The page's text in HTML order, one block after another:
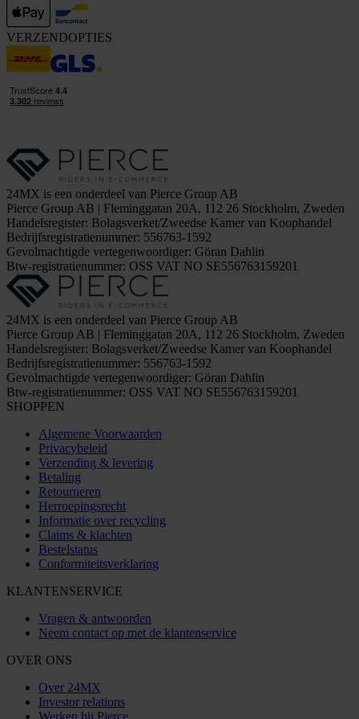
VERZENDOPTIES
24MX is een onderdeel van Pierce Group AB
Pierce Group AB | Fleminggatan 20A, 112 26 Stockholm, Zweden
Handelsregister: Bolagsverket/Zweedse Kamer van Koophandel
Bedrijfsregistratienummer: 556763-1592
Gevolmachtigde vertegenwoordiger: Göran Dahlin
Btw-registratienummer: OSS VAT NO SE556763159201
24MX is een onderdeel van Pierce Group AB
Pierce Group AB | Fleminggatan 20A, 112 26 Stockholm, Zweden
Handelsregister: Bolagsverket/Zweedse Kamer van Koophandel
Bedrijfsregistratienummer: 556763-1592
Gevolmachtigde vertegenwoordiger: Göran Dahlin
Btw-registratienummer: OSS VAT NO SE556763159201
SHOPPEN
Algemene Voorwaarden
Privacybeleid
Verzending & levering
Betaling
Retourneren
Herroepingsrecht
Informatie over recycling
Claims & klachten
Bestelstatus
Conformiteitsverklaring
KLANTENSERVICE
Vragen & antwoorden
Neem contact op met de klantenservice
OVER ONS
Over 24MX
Investor relations
Werken bij Pierce